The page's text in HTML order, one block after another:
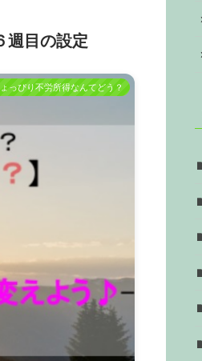
週目の設定
っぴり不労所得なんてどう？